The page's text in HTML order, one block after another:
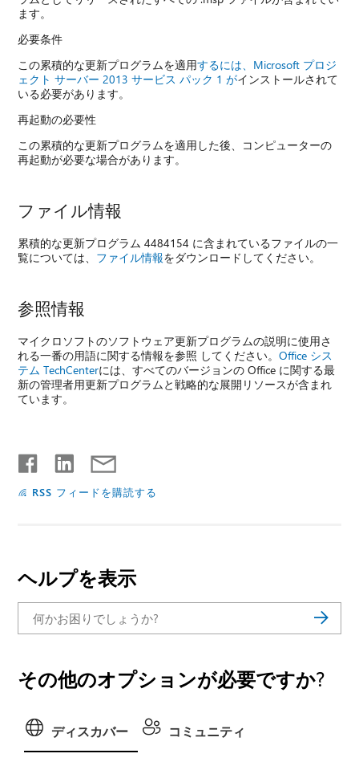
ます。
必要条件
この累積的な更新プログラムを適用するには、Microsoft プロジ
ェクト サーバー 2013 サービス パック 1 がインストールされて
いる必要があります。
再起動の必要性
この累積的な更新プログラムを適用した後、コンピューターの
再起動が必要な場合があります。
ファイル情報
累積的な更新プログラム 4484154 に含まれているファイルの一
覧については、 ファイル情報をダウンロードしてください。
参照情報
マイクロソフトのソフトウェア更新プログラムの説明に使用さ
れる一番の用語に関する情報を参照 してください。Office シス
テム TechCenterには、すべてのバージョンの Office に関する最
新の管理者用更新プログラムと戦略的な展開リソースが含まれ
ています。
RSS フィードを購読する
ヘルプを表示
その他のオプションが必要ですか?
ディスカバー コミュニティ